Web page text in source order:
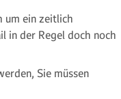
um ein zeitlich
in der Regel doch noch
Sie müssen